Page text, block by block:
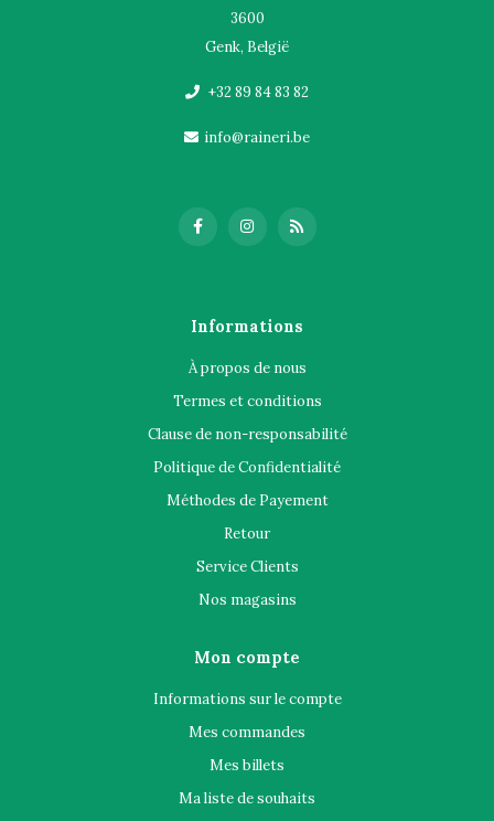
3600
Genk, België
+32 89 84 83 82
info@raineri.be
Informations
À propos de nous
Termes et conditions
Clause de non-responsabilité
Politique de Confidentialité
Méthodes de Payement
Retour
Service Clients
Nos magasins
Mon compte
Informations sur le compte
Mes commandes
Mes billets
Ma liste de souhaits